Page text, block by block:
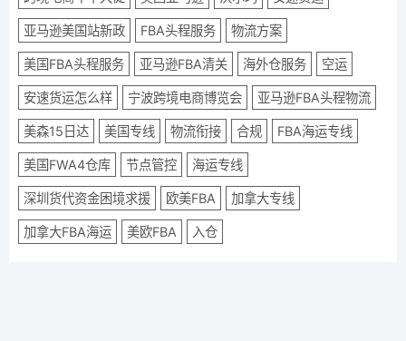
亚马逊美国站新政 FBA头程服务 物流方案
美国FBA头程服务 亚马逊FBA清关 海外仓服务 空运
安速货运怎么样 宁波跨境电商博览会 亚马逊FBA头程物流
美森15日达 美国专线 物流衔接 合规 FBA海运专线
美国FWA4仓库 节点管控 海运专线
深圳货代资金困境求援 欧美FBA 加拿大专线
加拿大FBA海运 美欧FBA 入仓